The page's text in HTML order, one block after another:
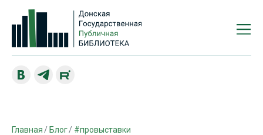
Главная Блог
#провыставки